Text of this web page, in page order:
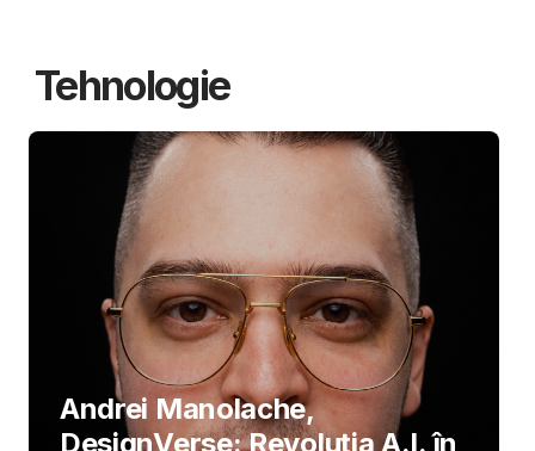
Tehnologie
Andrei Manolache,
DesignVerse: Revoluția A.I. în